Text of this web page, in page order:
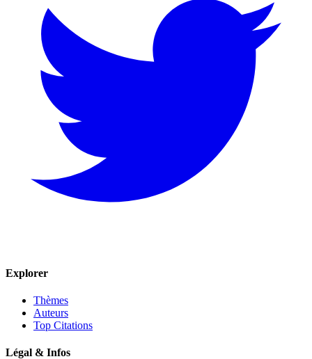
Explorer
Thèmes
Auteurs
Top Citations
Légal & Infos